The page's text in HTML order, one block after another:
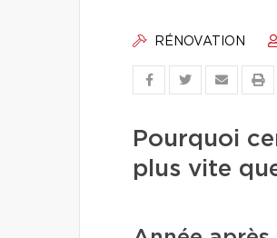
RÉNOVATION
Pourquoi
plus vite